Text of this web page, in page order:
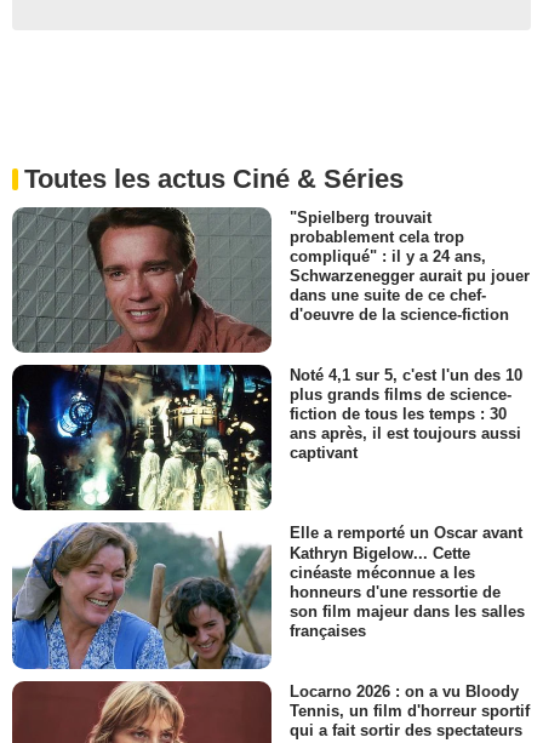
Toutes les actus Ciné & Séries
"Spielberg trouvait
probablement cela trop
compliqué" : il y a 24 ans,
Schwarzenegger aurait pu jouer
dans une suite de ce chef-
d'oeuvre de la science-fiction
Noté 4,1 sur 5, c'est l'un des 10
plus grands films de science-
fiction de tous les temps : 30
ans après, il est toujours aussi
captivant
Elle a remporté un Oscar avant
Kathryn Bigelow... Cette
cinéaste méconnue a les
honneurs d'une ressortie de
son film majeur dans les salles
françaises
Locarno 2026 : on a vu Bloody
Tennis, un film d'horreur sportif
qui a fait sortir des spectateurs